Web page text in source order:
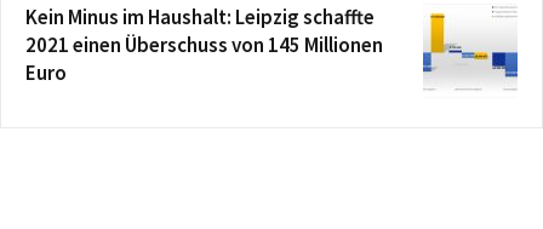
Kein Minus im Haushalt: Leipzig schaffte
2021 einen Überschuss von 145 Millionen
Euro